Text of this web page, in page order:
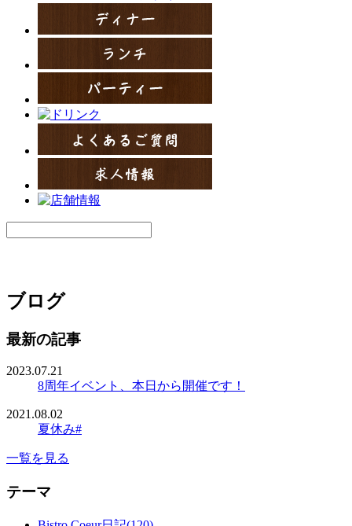
ブログ
最新の記事
2023.07.21
8周年イベント、本日から開催です！
2021.08.02
夏休み#
一覧を見る
テーマ